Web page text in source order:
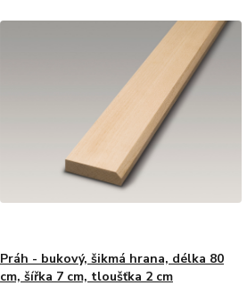
Práh - bukový, šikmá hrana, délka 80
cm, šířka 7 cm, tloušťka 2 cm